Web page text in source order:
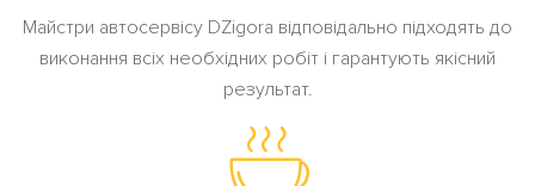
Майстри автосервісу DZigora відповідально підходять до
виконання всіх необхідних робіт і гарантують якісний
результат.